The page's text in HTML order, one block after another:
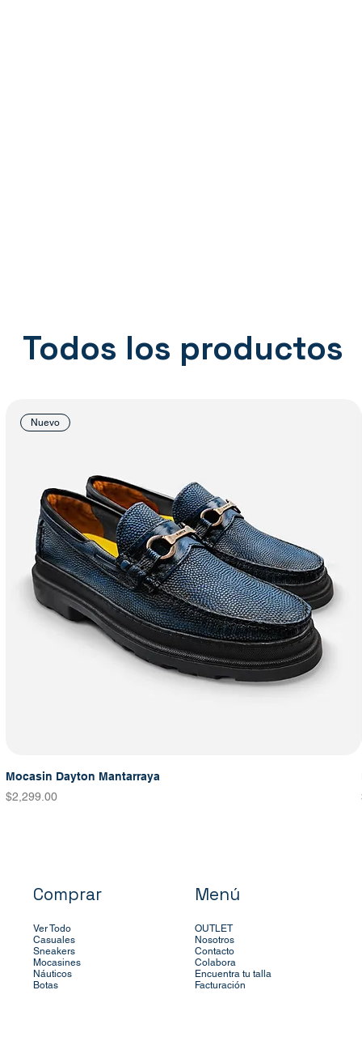
Todos los productos
Nuevo
Mocasin Dayton Mantarraya
Precio
$2,299.00
Comprar
Ver Todo
Casuales
Sneakers
Mocasines
Náuticos
Botas
Menú
OUTLET
Nosotros
Contacto
Colabora
Encuentra tu talla
Facturación